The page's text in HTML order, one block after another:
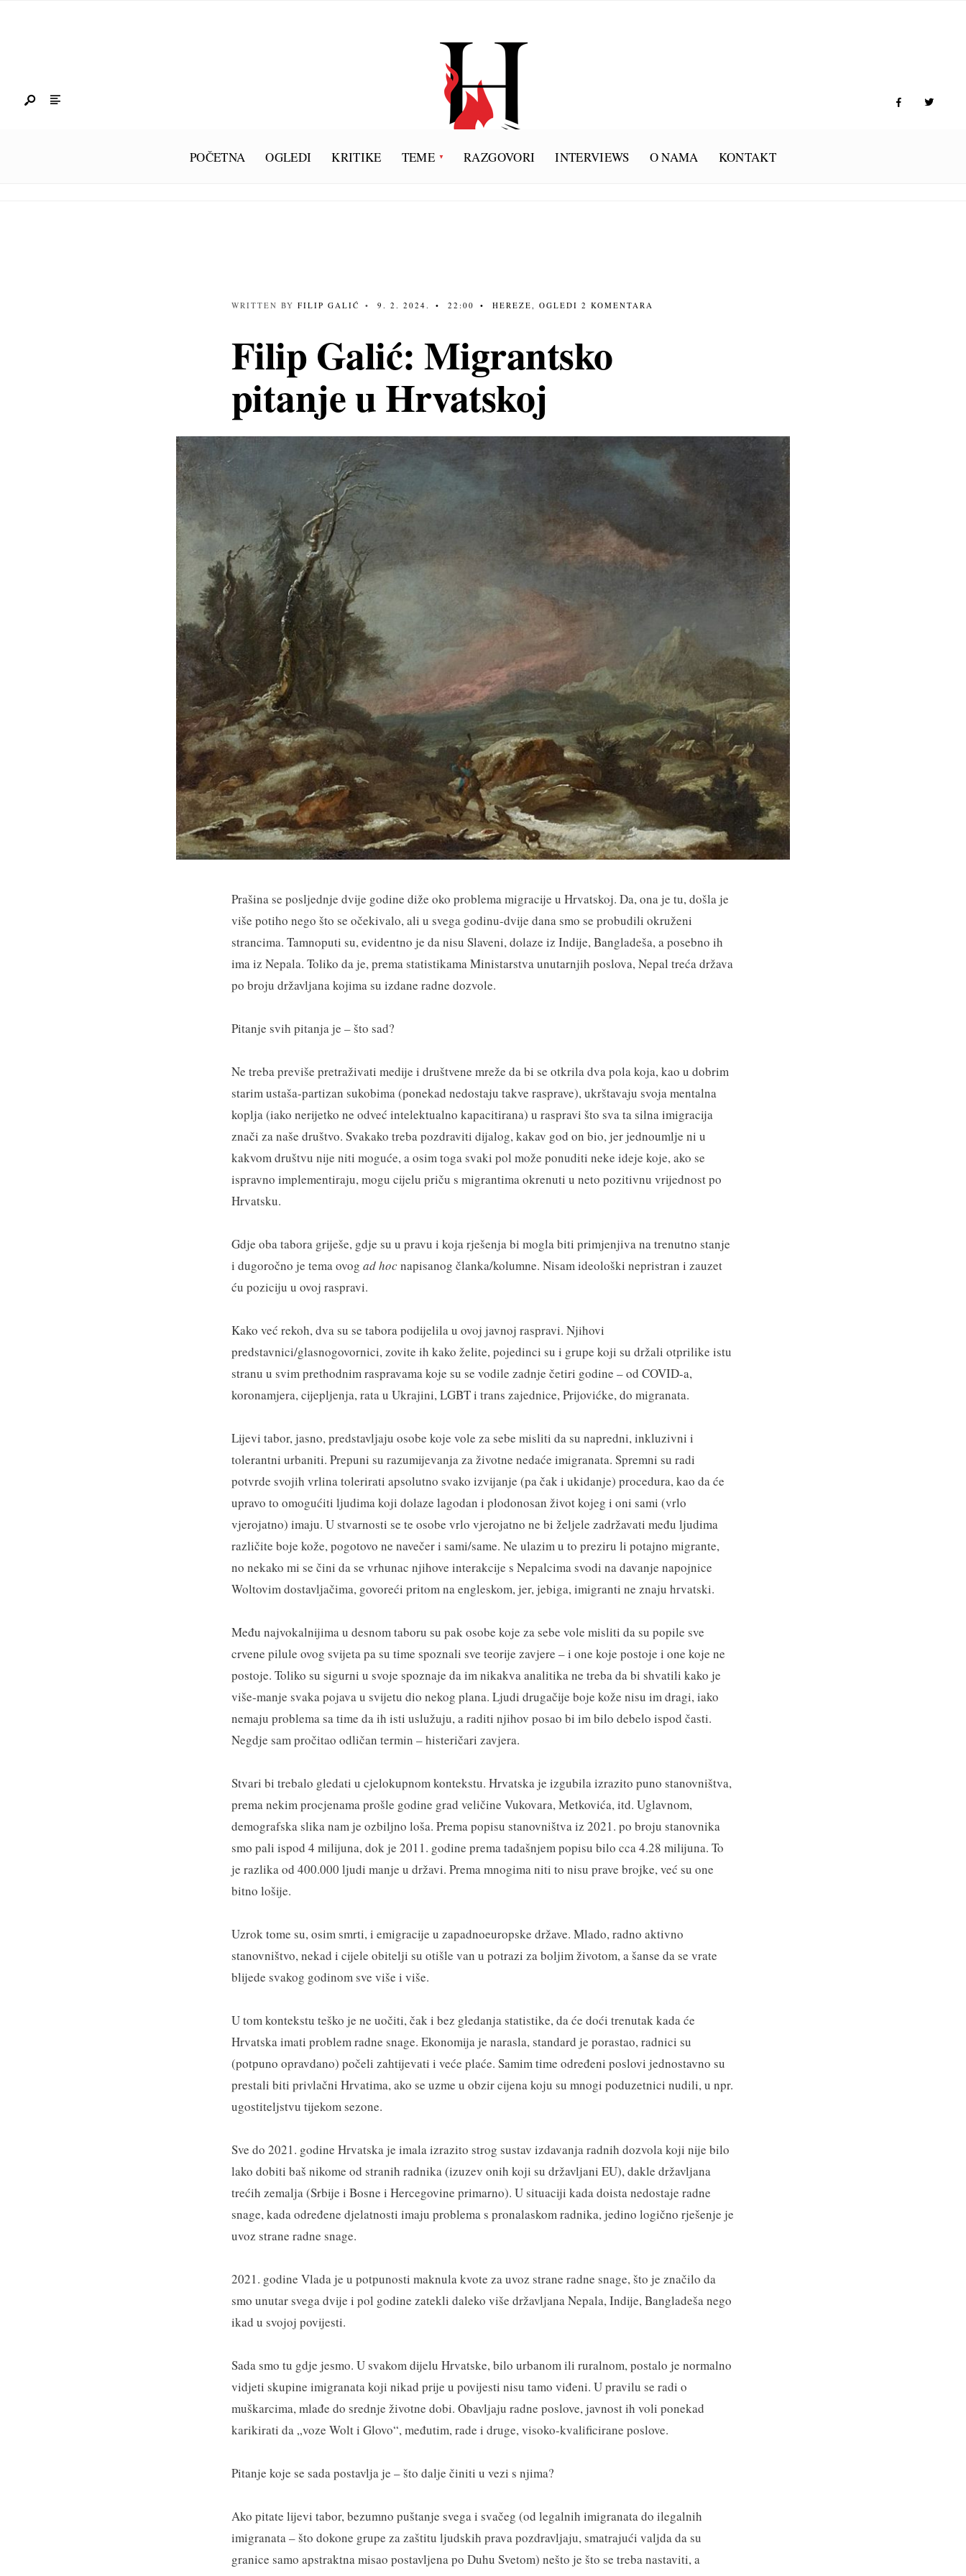
POČETNA OGLEDI KRITIKE TEME RAZGOVORI INTERVIEWS O NAMA KONTAKT
WRITTEN BY FILIP GALIĆ • 9. 2. 2024. • 22:00 • HEREZE, OGLEDI 2 KOMENTARA
Filip Galić: Migrantsko
pitanje u Hrvatskoj
Prašina se posljednje dvije godine diže oko problema migracije u Hrvatskoj. Da, ona je tu, došla je
više potiho nego što se očekivalo, ali u svega godinu-dvije dana smo se probudili okruženi
strancima. Tamnoputi su, evidentno je da nisu Slaveni, dolaze iz Indije, Bangladeša, a posebno ih
ima iz Nepala. Toliko da je, prema statistikama Ministarstva unutarnjih poslova, Nepal treća država
po broju državljana kojima su izdane radne dozvole.
Pitanje svih pitanja je – što sad?
Ne treba previše pretraživati medije i društvene mreže da bi se otkrila dva pola koja, kao u dobrim
starim ustaša-partizan sukobima (ponekad nedostaju takve rasprave), ukrštavaju svoja mentalna
koplja (iako nerijetko ne odveć intelektualno kapacitirana) u raspravi što sva ta silna imigracija
znači za naše društvo. Svakako treba pozdraviti dijalog, kakav god on bio, jer jednoumlje ni u
kakvom društvu nije niti moguće, a osim toga svaki pol može ponuditi neke ideje koje, ako se
ispravno implementiraju, mogu cijelu priču s migrantima okrenuti u neto pozitivnu vrijednost po
Hrvatsku.
Gdje oba tabora griješe, gdje su u pravu i koja rješenja bi mogla biti primjenjiva na trenutno stanje
i dugoročno je tema ovog ad hocnapisanog članka/kolumne. Nisam ideološki nepristran i zauzet
ću poziciju u ovoj raspravi.
Kako već rekoh, dva su se tabora podijelila u ovoj javnoj raspravi. Njihovi
predstavnici/glasnogovornici, zovite ih kako želite, pojedinci su i grupe koji su držali otprilike istu
stranu u svim prethodnim raspravama koje su se vodile zadnje četiri godine – od COVID-a,
koronamjera, cijepljenja, rata u Ukrajini, LGBT i trans zajednice, Prijovićke, do migranata.
Lijevi tabor, jasno, predstavljaju osobe koje vole za sebe misliti da su napredni, inkluzivni i
tolerantni urbaniti. Prepuni su razumijevanja za životne nedaće imigranata. Spremni su radi
potvrde svojih vrlina tolerirati apsolutno svako izvijanje (pa čak i ukidanje) procedura, kao da će
upravo to omogućiti ljudima koji dolaze lagodan i plodonosan život kojeg i oni sami (vrlo
vjerojatno) imaju. U stvarnosti se te osobe vrlo vjerojatno ne bi željele zadržavati među ljudima
različite boje kože, pogotovo ne navečer i sami/same. Ne ulazim u to preziru li potajno migrante,
no nekako mi se čini da se vrhunac njihove interakcije s Nepalcima svodi na davanje napojnice
Woltovim dostavljačima, govoreći pritom na engleskom, jer, jebiga, imigranti ne znaju hrvatski.
Među najvokalnijima u desnom taboru su pak osobe koje za sebe vole misliti da su popile sve
crvene pilule ovog svijeta pa su time spoznali sve teorije zavjere – i one koje postoje i one koje ne
postoje. Toliko su sigurni u svoje spoznaje da im nikakva analitika ne treba da bi shvatili kako je
više-manje svaka pojava u svijetu dio nekog plana. Ljudi drugačije boje kože nisu im dragi, iako
nemaju problema sa time da ih isti uslužuju, a raditi njihov posao bi im bilo debelo ispod časti.
Negdje sam pročitao odličan termin – histeričari zavjera.
Stvari bi trebalo gledati u cjelokupnom kontekstu. Hrvatska je izgubila izrazito puno stanovništva,
prema nekim procjenama prošle godine grad veličine Vukovara, Metkovića, itd. Uglavnom,
demografska slika nam je ozbiljno loša. Prema popisu stanovništva iz 2021. po broju stanovnika
smo pali ispod 4 milijuna, dok je 2011. godine prema tadašnjem popisu bilo cca 4.28 milijuna. To
je razlika od 400.000 ljudi manje u državi. Prema mnogima niti to nisu prave brojke, već su one
bitno lošije.
Uzrok tome su, osim smrti, i emigracije u zapadnoeuropske države. Mlado, radno aktivno
stanovništvo, nekad i cijele obitelji su otišle van u potrazi za boljim životom, a šanse da se vrate
blijede svakog godinom sve više i više.
U tom kontekstu teško je ne uočiti, čak i bez gledanja statistike, da će doći trenutak kada će
Hrvatska imati problem radne snage. Ekonomija je narasla, standard je porastao, radnici su
(potpuno opravdano) počeli zahtijevati i veće plaće. Samim time određeni poslovi jednostavno su
prestali biti privlačni Hrvatima, ako se uzme u obzir cijena koju su mnogi poduzetnici nudili, u npr.
ugostiteljstvu tijekom sezone.
Sve do 2021. godine Hrvatska je imala izrazito strog sustav izdavanja radnih dozvola koji nije bilo
lako dobiti baš nikome od stranih radnika (izuzev onih koji su državljani EU), dakle državljana
trećih zemalja (Srbije i Bosne i Hercegovine primarno). U situaciji kada doista nedostaje radne
snage, kada određene djelatnosti imaju problema s pronalaskom radnika, jedino logično rješenje je
uvoz strane radne snage.
2021. godine Vlada je u potpunosti maknula kvote za uvoz strane radne snage, što je značilo da
smo unutar svega dvije i pol godine zatekli daleko više državljana Nepala, Indije, Bangladeša nego
ikad u svojoj povijesti.
Sada smo tu gdje jesmo. U svakom dijelu Hrvatske, bilo urbanom ili ruralnom, postalo je normalno
vidjeti skupine imigranata koji nikad prije u povijesti nisu tamo viđeni. U pravilu se radi o
muškarcima, mlađe do srednje životne dobi. Obavljaju radne poslove, javnost ih voli ponekad
karikirati da „voze Wolt i Glovo“, međutim, rade i druge, visoko-kvalificirane poslove.
Pitanje koje se sada postavlja je – što dalje činiti u vezi s njima?
Ako pitate lijevi tabor, bezumno puštanje svega i svačeg (od legalnih imigranata do ilegalnih
imigranata – što dokone grupe za zaštitu ljudskih prava pozdravljaju, smatrajući valjda da su
granice samo apstraktna misao postavljena po Duhu Svetom) nešto je što se treba nastaviti, a